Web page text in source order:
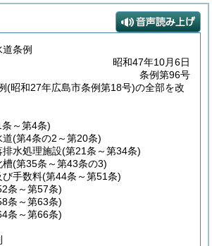
条例
昭和47年10月6日
条例第96号
(昭和27年広島市条例第18号)の全部を改
～第4条)
道(第4条の2～第20条)
排水処理施設(第21条～第34条)
槽(第35条～第43条の3)
び手数料(第44条～第51条)
条～第57条)
条～第63条)
条～第66条)